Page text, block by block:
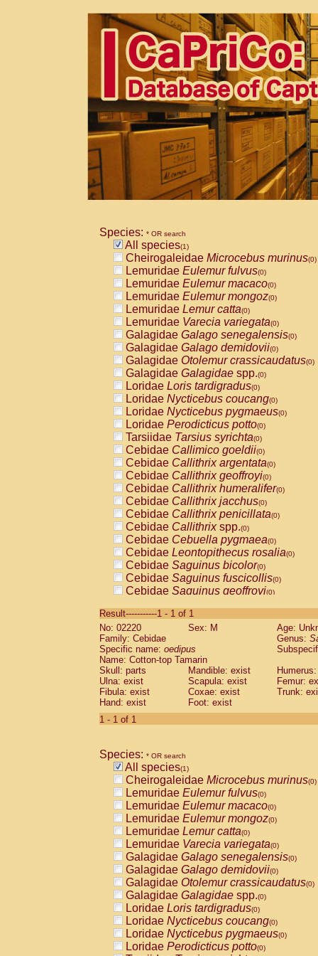
Species: * OR search
All species(1)
Cheirogaleidae Microcebus murinus(0)
Lemuridae Eulemur fulvus(0)
Lemuridae Eulemur macaco(0)
Lemuridae Eulemur mongoz(0)
Lemuridae Lemur catta(0)
Lemuridae Varecia variegata(0)
Galagidae Galago senegalensis(0)
Galagidae Galago demidovii(0)
Galagidae Otolemur crassicaudatus(0)
Galagidae Galagidae spp.(0)
Loridae Loris tardigradus(0)
Loridae Nycticebus coucang(0)
Loridae Nycticebus pygmaeus(0)
Loridae Perodicticus potto(0)
Tarsiidae Tarsius syrichta(0)
Cebidae Callimico goeldii(0)
Cebidae Callithrix argentata(0)
Cebidae Callithrix geoffroyi(0)
Cebidae Callithrix humeralifer(0)
Cebidae Callithrix jacchus(0)
Cebidae Callithrix penicillata(0)
Cebidae Callithrixspp.(0)
Cebidae Cebuella pygmaea(0)
Cebidae Leontopithecus rosalia(0)
Cebidae Saguinus bicolor(0)
Cebidae Saguinus fuscicollis(0)
Cebidae Saguinus geoffroyi(0)
CebidaeSaguinus labiatus(0)
Cebidae Saguinus leucopus (0)
Cebidae
CebidaeSaguinus mystax
Cebidae Saguinus nigricollis (0)
Cebidae Saguinus oedipus
Cebidae Saguinus weddelli
Cebidae Saguinusspp.
Cebidae
CebidaeCebus capucinus
CebidaeCebus nigrivittatus
CebidaeCebus spp.(0)
CebidaeSaimiri boliviensis(0)
CebidaeSaimiri sciureus(0)
AtelidaeAlouatta caraya(0)
AtelidaeAlouatta fusca(0)
AtelidaeAlouatta seniculus(0)
AtelidaeAlouattaspp.(0)
AtelidaeAteles belzebuth(0)
AtelidaeAteles geoffroyi(0)
AtelidaeAteles paniscus(0)
AtelidaeAtelesspp.(0)
AtelidaeLagothrix lagothricha(0)
AtelidaeLagothrix lagothricha cana
PitheciidaeCacajao calvus
Result-----------1 - 1 of 1
No: 02220
Sex: M
Age:
Family: Cebidae
Genus:
Specific name: oedipus
Name: Cotton-top Tamarin
Skull: parts
Mandible: exist
Ulna: exist
Scapula: exist
Femur:
Fibula: exist
Coxae: exist
Trunk:
Hand: exist
Foot: exist
1 - 1 of 1
Species: * OR search
All species(1)
Cheirogaleidae Microcebus murinus(0)
Lemuridae Eulemur fulvus(0)
Lemuridae Eulemur macaco(0)
Lemuridae Eulemur mongoz(0)
Lemuridae Lemur catta(0)
Lemuridae Varecia variegata(0)
Galagidae Galago senegalensis(0)
Galagidae Galago demidovii(0)
Galagidae Otolemur crassicaudatus(0)
Galagidae Galagidae spp.(0)
Loridae Loris tardigradus(0)
Loridae Nycticebus coucang(0)
Loridae Nycticebus pygmaeus(0)
Loridae Perodicticus potto(0)